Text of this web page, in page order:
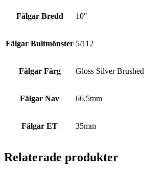
Fälgar Bredd 10"
Fälgar Bultmönster 5/112
Fälgar Färg Gloss Silver Brushed
Fälgar Nav 66,5mm
Fälgar ET 35mm
Relaterade produkter